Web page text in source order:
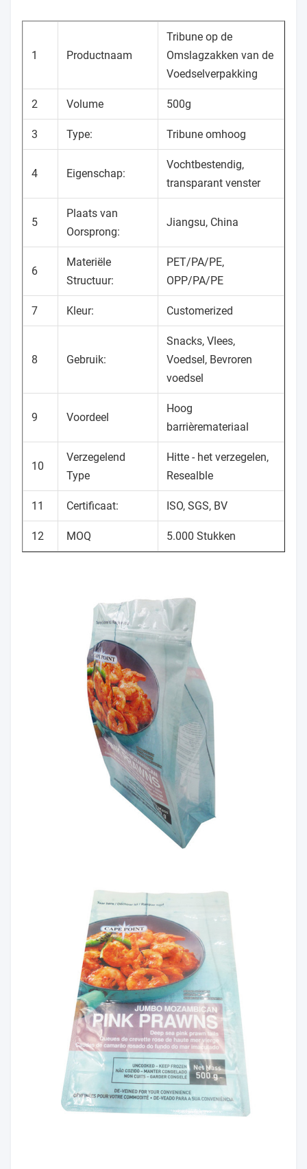
1 Productnaam
Tribune op de
Omslagzakken van de
Voedselverpakking
2 Volume 500g
3 Type: Tribune omhoog
4 Eigenschap:
Vochtbestendig,
transparant venster
5
Plaats van
Oorsprong:
Jiangsu, China
6
Materiële
Structuur:
PET/PA/PE,
OPP/PA/PE
7 Kleur: Customerized
8 Gebruik:
Snacks, Vlees,
Voedsel, Bevroren
voedsel
9 Voordeel
Hoog
barrièremateriaal
10
Verzegelend
Type
Hitte - het verzegelen,
Resealble
11 Certificaat: ISO, SGS, BV
12 MOQ 5.000 Stukken